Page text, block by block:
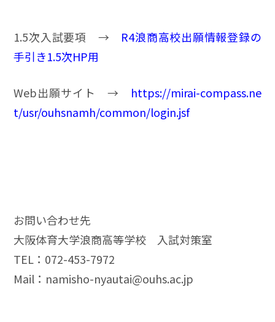
1.5次入試要項 → R4浪商高校出願情報登録の
手引き1.5次HP用
Web出願サイト → https://mirai-compass.ne
t/usr/ouhsnamh/common/login.jsf
お問い合わせ先
大阪体育大学浪商高等学校 入試対策室
TEL：072-453-7972
Mail：namisho-nyautai@ouhs.ac.jp